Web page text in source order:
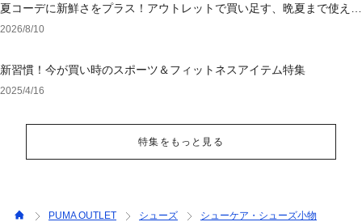
夏コーデに新鮮さをプラス！アウトレットで買い足す、晩夏まで使える
アイテム
2026/8/10
新習慣！今が買い時のスポーツ＆フィットネスアイテム特集
2025/4/16
特集をもっと見る
PUMA OUTLET シューズ
シューケア・シューズ小物